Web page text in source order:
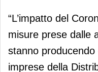
Coronavirus,
impatti negativi
distributive
“L’impatto del
misure prese dalle
stanno
imprese della